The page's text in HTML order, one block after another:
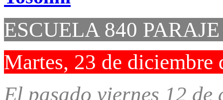
ESCUELA 840
Martes, 23 de diciembre
El pasado viernes 12